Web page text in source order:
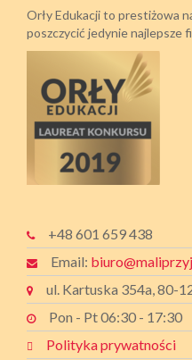
Orły Edukacji to prestiżowa
poszczycić jedynie najlepsze
+48 601 659 438
Email:
ul. Kartuska 354a, 80-
Pon - Pt 06:30 - 17:30
Polityka prywatności